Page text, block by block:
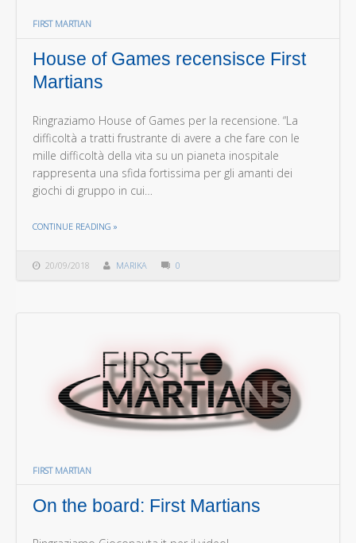
FIRST MARTIAN
House of Games recensisce First
Martians
20/09/2018 MARIKA 0
Ringraziamo House of Games per la recensione. “La
difficoltà a tratti frustrante di avere a che fare con le
mille difficoltà della vita su un pianeta inospitale
rappresenta una sfida fortissima per gli amanti dei
giochi di gruppo in cui…
CONTINUE READING »
FIRST MARTIAN
On the board: First Martians